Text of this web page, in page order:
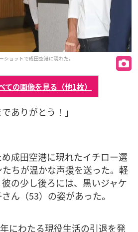
ショットで成田空港に現れた。
ての画像を見る（他1枚）
ありがとう！」
成田空港に現れたイチロー選
ちが温かな声援を送った。軽
の少し後ろには、黒いジャケ
ん（53）の姿があった。
にわたる現役生活の引退を発